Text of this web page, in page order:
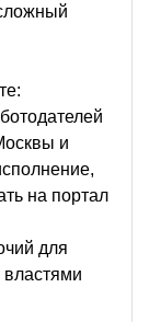
и
на портал
для